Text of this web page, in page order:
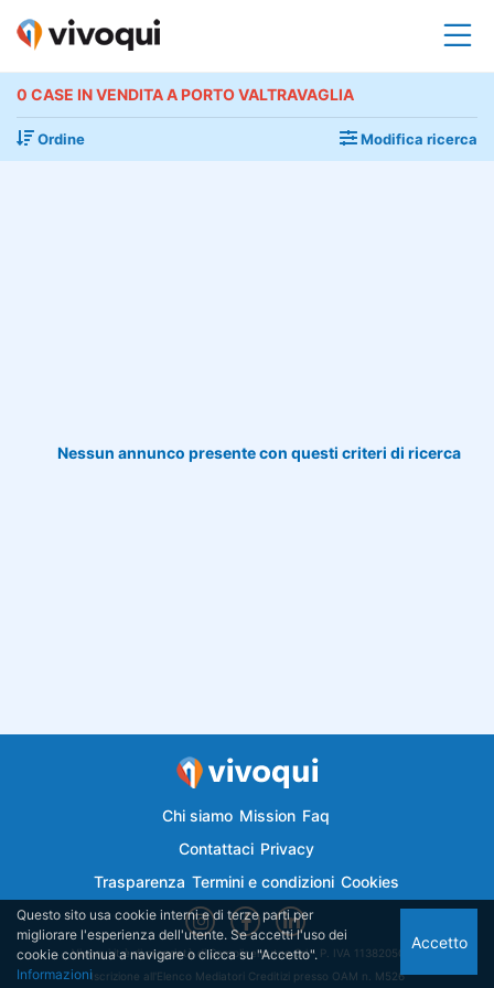
0 CASE IN VENDITA A PORTO VALTRAVAGLIA
Ordine Modifica ricerca
Nessun annunco presente con questi criteri di ricerca
Chi siamo Mission Faq
Contattaci Privacy
Trasparenza Termini e condizioni Cookies
Vivoqui.it è di proprietà di Semplicemutuo Srl - P. IVA 11382050018
Iscrizione all'Elenco Mediatori Creditizi presso OAM n. M526
Questo sito usa cookie interni e di terze parti per
migliorare l'esperienza dell'utente. Se accetti l'uso dei
cookie continua a navigare o clicca su "Accetto".
Informazioni
Accetto